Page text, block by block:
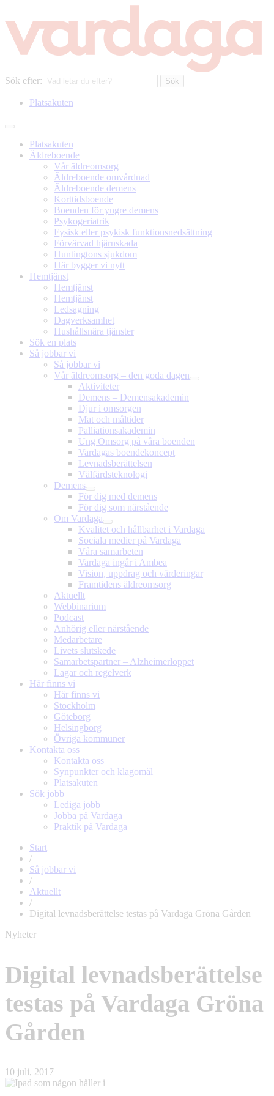
Sök efter:
Platsakuten
Platsakuten
Äldreboende
Vår äldreomsorg
Äldreboende omvårdnad
Äldreboende demens
Korttidsboende
Boenden för yngre demens
Psykogeriatrik
Fysisk eller psykisk funktionsnedsättning
Förvärvad hjärnskada
Huntingtons sjukdom
Här bygger vi nytt
Hemtjänst
Hemtjänst
Hemtjänst
Ledsagning
Dagverksamhet
Hushållsnära tjänster
Sök en plats
Så jobbar vi
Så jobbar vi
Vår äldreomsorg – den goda dagen
Aktiviteter
Demens – Demensakademin
Djur i omsorgen
Mat och måltider
Palliationsakademin
Ung Omsorg på våra boenden
Vardagas boendekoncept
Levnadsberättelsen
Välfärdsteknologi
Demens
För dig med demens
För dig som närstående
Om Vardaga
Kvalitet och hållbarhet i Vardaga
Sociala medier på Vardaga
Våra samarbeten
Vardaga ingår i Ambea
Vision, uppdrag och värderingar
Framtidens äldreomsorg
Aktuellt
Webbinarium
Podcast
Anhörig eller närstående
Medarbetare
Livets slutskede
Samarbetspartner – Alzheimerloppet
Lagar och regelverk
Här finns vi
Här finns vi
Stockholm
Göteborg
Helsingborg
Övriga kommuner
Kontakta oss
Kontakta oss
Synpunkter och klagomål
Platsakuten
Sök jobb
Lediga jobb
Jobba på Vardaga
Praktik på Vardaga
Start
/
Så jobbar vi
/
Aktuellt
/
Digital levnadsberättelse testas på Vardaga Gröna Gården
Nyheter
Digital levnadsberättelse
testas på Vardaga Gröna
Gården
10 juli, 2017